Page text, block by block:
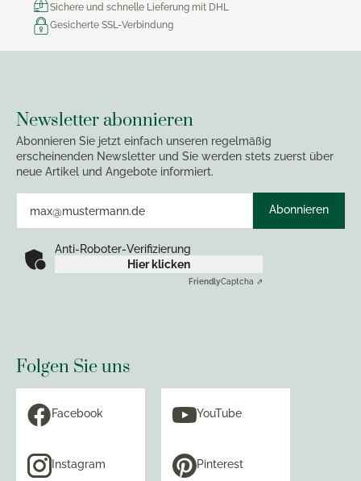
Sichere und schnelle Lieferung mit DHL
Gesicherte SSL-Verbindung
Newsletter abonnieren
Abonnieren Sie jetzt einfach unseren regelmäßig
erscheinenden Newsletter und Sie werden stets zuerst über
neue Artikel und Angebote informiert.
Abonnieren
Anti-Roboter-Verifizierung
Hier klicken
FriendlyCaptcha ⇗
Folgen Sie uns
Facebook YouTube
Instagram Pinterest